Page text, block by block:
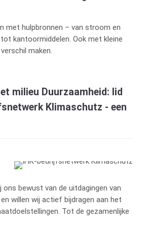
met hulpbronnen – van stroom en
kantoormiddelen. Ook met kleine
maken.
milieu Duurzaamheid: lid
Klimaschutz - een
bewust van de uitdagingen van
willen wij actief bijdragen aan het
Tot de gezamenlijke